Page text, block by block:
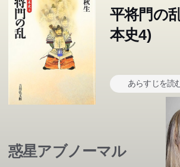
平将門の
本史4)
あらすじを読
惑星アブノーマル